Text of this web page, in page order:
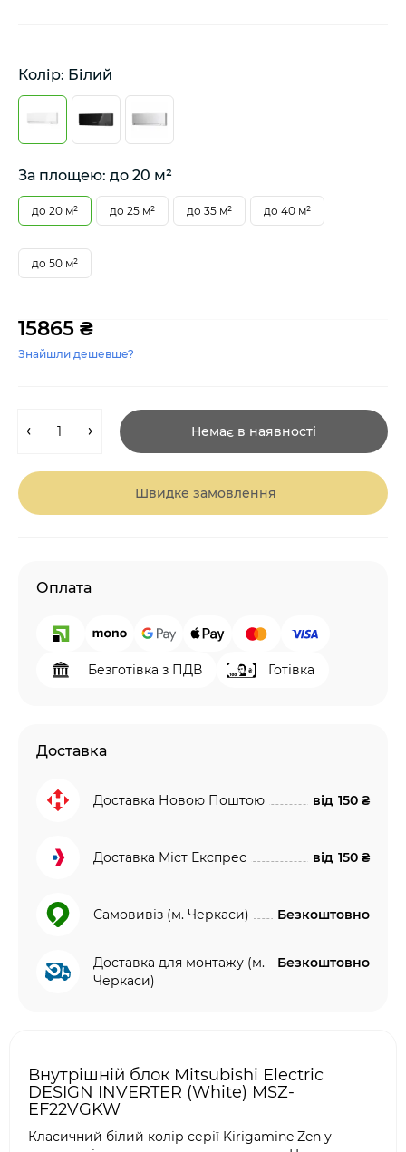
Колір: Білий
За площею: до 20 м²
до 20 м² до 25 м² до 35 м² до 40 м²
до 50 м²
15865 ₴
Знайшли дешевше?
Немає в наявності
Швидке замовлення
Оплата
Безготівка з ПДВ Готівка
Доставка
Доставка Новою Поштою від 150 ₴
Доставка Міст Експрес від 150 ₴
Самовивіз (м. Черкаси) Безкоштовно
Доставка для монтажу (м.
Черкаси)
Безкоштовно
Внутрішній блок Mitsubishi Electric
DESIGN INVERTER (White) MSZ-
EF22VGKW
Класичний білий колір серії Kirigamine Zen у